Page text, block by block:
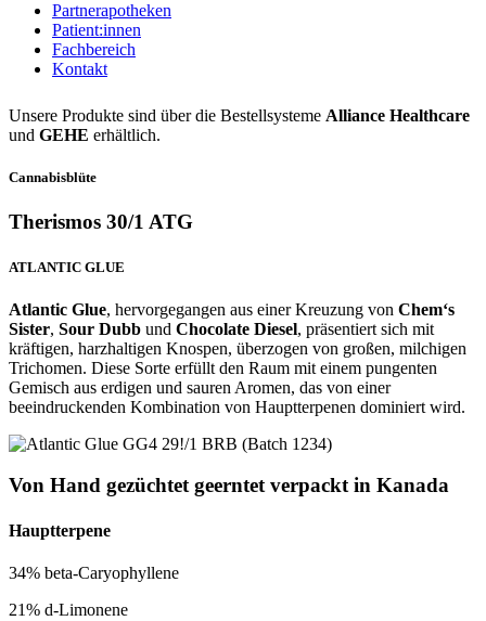
Partnerapotheken
Patient:innen
Fachbereich
Kontakt
Unsere Produkte sind über die Bestellsysteme Alliance Healthcare
und GEHE erhältlich.
Cannabisblüte
Therismos 30/1 ATG
ATLANTIC GLUE
Atlantic Glue, hervorgegangen aus einer Kreuzung von Chem‘s
Sister, Sour Dubb und Chocolate Diesel, präsentiert sich mit
kräftigen, harzhaltigen Knospen, überzogen von großen, milchigen
Trichomen. Diese Sorte erfüllt den Raum mit einem pungenten
Gemisch aus erdigen und sauren Aromen, das von einer
beeindruckenden Kombination von Hauptterpenen dominiert wird.
Von Hand gezüchtetgeerntetverpacktin Kanada
Hauptterpene
34% beta-Caryophyllene​
21% d-Limonene